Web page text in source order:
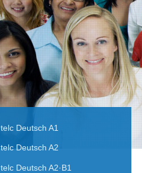
telc Deutsch A1
telc Deutsch A2
telc Deutsch A2·B1